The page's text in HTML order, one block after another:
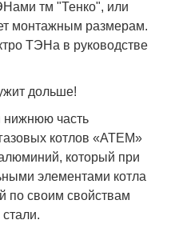
тм "Тенко", или
монтажным размерам.
ТЭНа в руководстве
дольше!
нижнюю часть
котлов «АТЕМ»
который при
элементами котла
по своим свойствам